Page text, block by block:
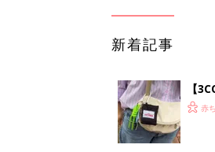
新着記事
【
ート
赤